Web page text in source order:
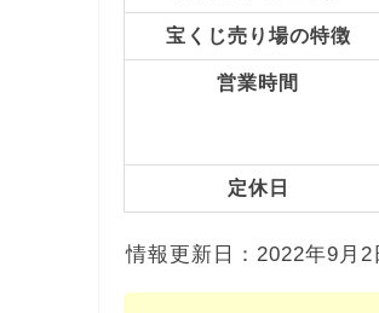
宝くじ売り場の特徴
営業時間
定休日
情報更新日：2022年9月2